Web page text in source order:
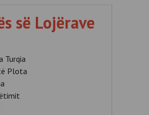
së Lojërave
Turqia
Plota